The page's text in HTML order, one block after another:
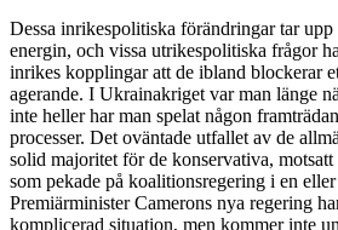
Dessa inrikespolitiska förändringar tar
energin, och vissa utrikespolitiska frågor
inrikes kopplingar att de ibland blockerar
agerande. I Ukrainakriget var man länge
inte heller har man spelat någon
processer. Det oväntade utfallet av de
solid majoritet för de konservativa,
som pekade på koalitionsregering i en
Premiärminister Camerons nya regering
komplicerad situation, men kommer inte